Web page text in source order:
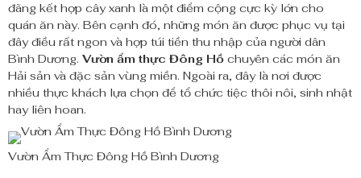
đãng kết hợp cây xanh là một điểm cộng cực kỳ lớn cho
quán ăn này. Bên cạnh đó, những món ăn được phục vụ tại
đây điều rất ngon và hợp túi tiền thu nhập của người dân
Bình Dương. Vườn ẩm thực Đông Hồ chuyên các món ăn
Hải sản và đặc sản vùng miền. Ngoài ra, đây là nơi được
nhiều thực khách lựa chọn để tổ chức tiệc thôi nôi, sinh nhật
hay liên hoan.
Vườn Ẩm Thực Đông Hồ Bình Dương